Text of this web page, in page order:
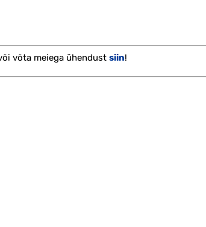
võta meiega ühendust siin!